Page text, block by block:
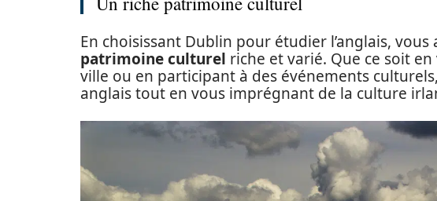
En choisissant Dublin pour étudier l’anglais, vous
patrimoine culturel riche et varié. Que ce soit
ville ou en participant à des événements
anglais tout en vous imprégnant de la culture